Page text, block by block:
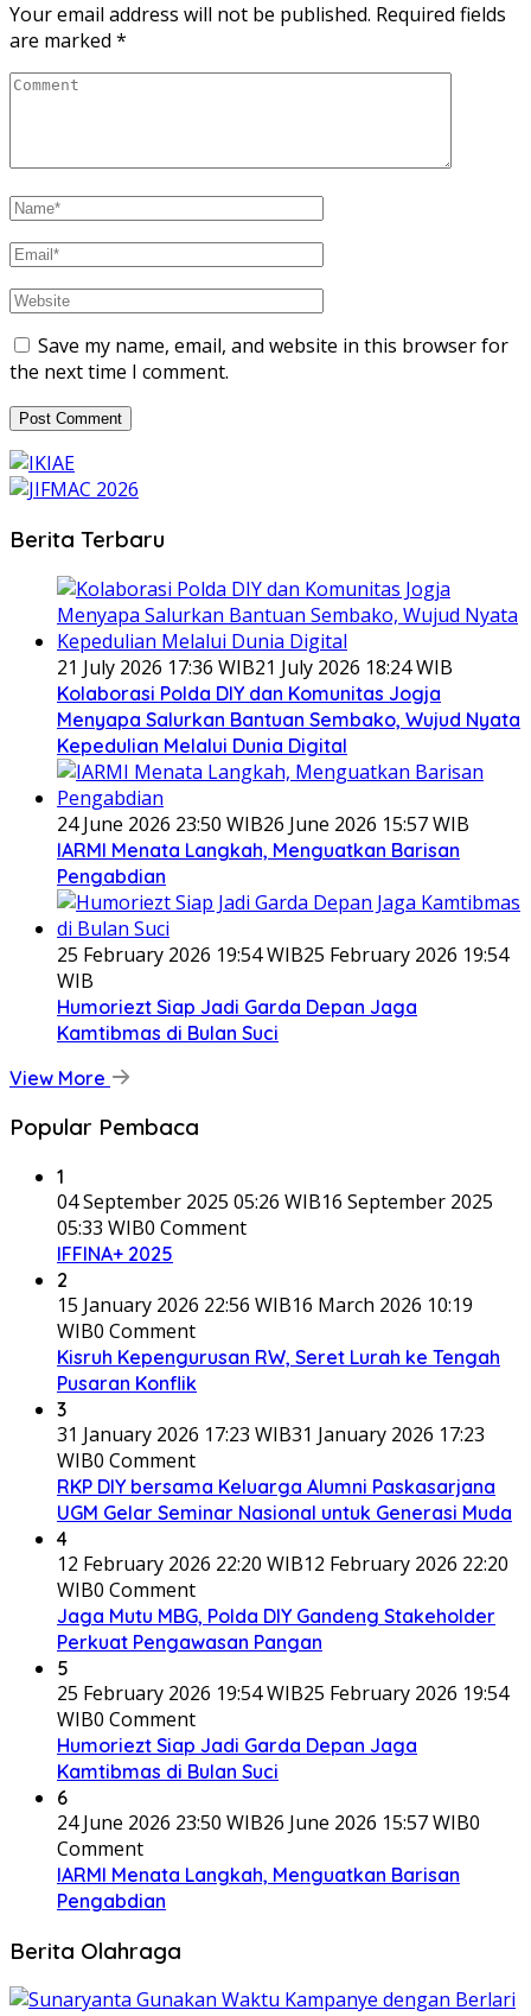
Your email address will not be published. Required fields
are marked *
Save my name, email, and website in this browser for
the next time I comment.
Berita Terbaru
21 July 2026 17:36 WIB21 July 2026 18:24 WIB
Kolaborasi Polda DIY dan Komunitas Jogja
Menyapa Salurkan Bantuan Sembako, Wujud Nyata
Kepedulian Melalui Dunia Digital
24 June 2026 23:50 WIB26 June 2026 15:57 WIB
IARMI Menata Langkah, Menguatkan Barisan
Pengabdian
25 February 2026 19:54 WIB25 February 2026 19:54
WIB
Humoriezt Siap Jadi Garda Depan Jaga
Kamtibmas di Bulan Suci
View More
Popular Pembaca
1
04 September 2025 05:26 WIB16 September 2025
05:33 WIB0 Comment
IFFINA+ 2025
2
15 January 2026 22:56 WIB16 March 2026 10:19
WIB0 Comment
Kisruh Kepengurusan RW, Seret Lurah ke Tengah
Pusaran Konflik
3
31 January 2026 17:23 WIB31 January 2026 17:23
WIB0 Comment
RKP DIY bersama Keluarga Alumni Paskasarjana
UGM Gelar Seminar Nasional untuk Generasi Muda
4
12 February 2026 22:20 WIB12 February 2026 22:20
WIB0 Comment
Jaga Mutu MBG, Polda DIY Gandeng Stakeholder
Perkuat Pengawasan Pangan
5
25 February 2026 19:54 WIB25 February 2026 19:54
WIB0 Comment
Humoriezt Siap Jadi Garda Depan Jaga
Kamtibmas di Bulan Suci
6
24 June 2026 23:50 WIB26 June 2026 15:57 WIB0
Comment
IARMI Menata Langkah, Menguatkan Barisan
Pengabdian
Berita Olahraga